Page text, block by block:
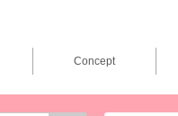
Concept